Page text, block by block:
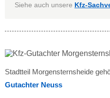
Siehe auch unsere Kfz-
Stadtteil Morgensternsheide
Gutachter Neuss